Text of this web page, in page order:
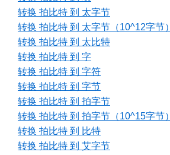
转换 拍比特 到 太字节
转换 拍比特 到 太字节（10^12字节）
转换 拍比特 到 太比特
转换 拍比特 到 字
转换 拍比特 到 字符
转换 拍比特 到 字节
转换 拍比特 到 拍字节
转换 拍比特 到 拍字节（10^15字节）
转换 拍比特 到 比特
转换 拍比特 到 艾字节